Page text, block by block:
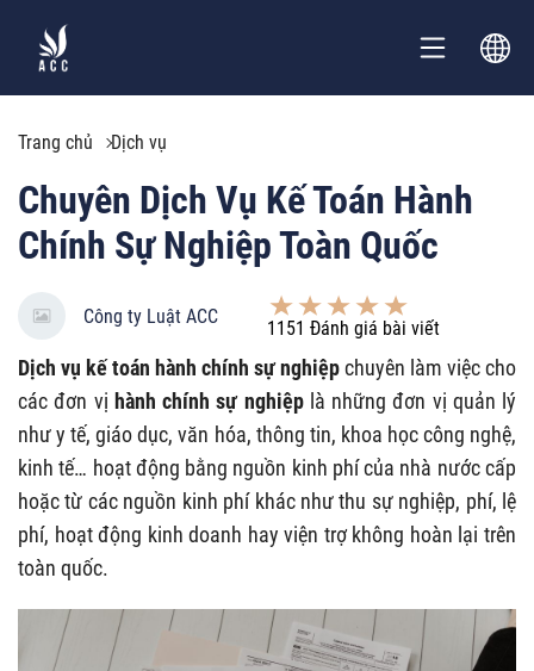
Trang chủ Dịch vụ
Chuyên Dịch Vụ Kế Toán Hành
Chính Sự Nghiệp Toàn Quốc
Công ty Luật ACC
1151 Đánh giá bài viết
Dịch vụ kế toán hành chính sự nghiệpchuyên làm việc cho
các đơn vị hành chính sự nghiệplà những đơn vị quản lý
như y tế, giáo dục, văn hóa, thông tin, khoa học công nghệ,
kinh tế… hoạt động bằng nguồn kinh phí của nhà nước cấp
hoặc từ các nguồn kinh phí khác như thu sự nghiệp, phí, lệ
phí, hoạt động kinh doanh hay viện trợ không hoàn lại trên
toàn quốc.